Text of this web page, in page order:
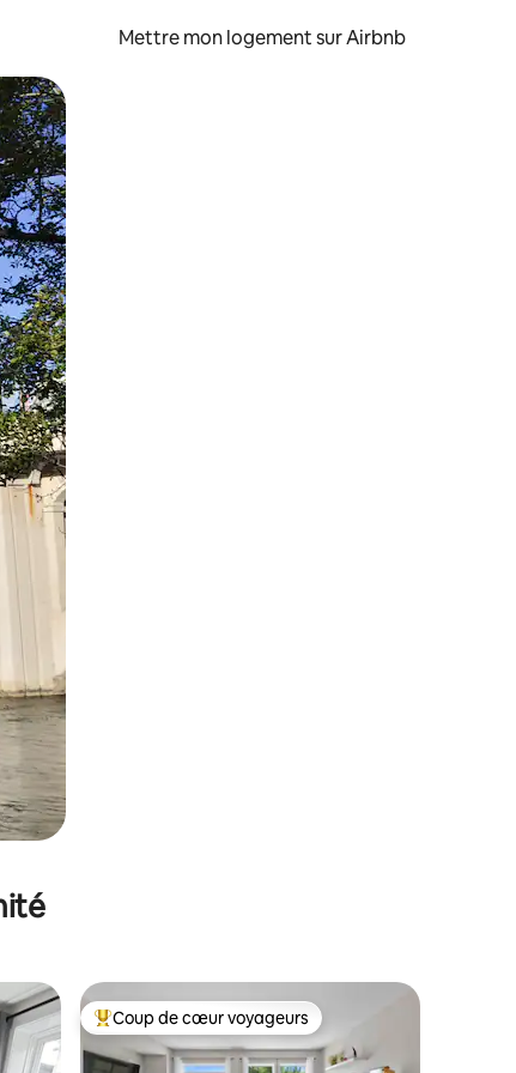
Mettre mon logement sur Airbnb
glisser.
Coups de cœur voyageurs les plus appréciés
Coup de cœur voyageurs